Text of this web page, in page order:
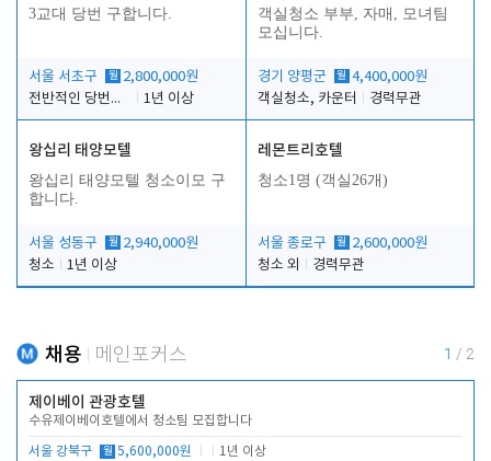
3교대 당번 구합니다.
서울 서초구 월 2,800,000원
전반적인 당번업무
1년 이상
객실청소 부부, 자매, 모녀팀
모십니다.
경기 양평군 월 4,400,000원
객실청소, 카운터
경력무관
왕십리 태양모텔
왕십리 태양모텔 청소이모 구
합니다.
서울 성동구 월 2,940,000원
청소
1년 이상
레몬트리호텔
청소1명 (객실26개)
서울 종로구 월 2,600,000원
청소 외
경력무관
채용 메인포커스 1 / 2
제이베이 관광호텔
수유제이베이호텔에서 청소팀 모집합니다
서울 강북구 월 5,600,000원 1년 이상